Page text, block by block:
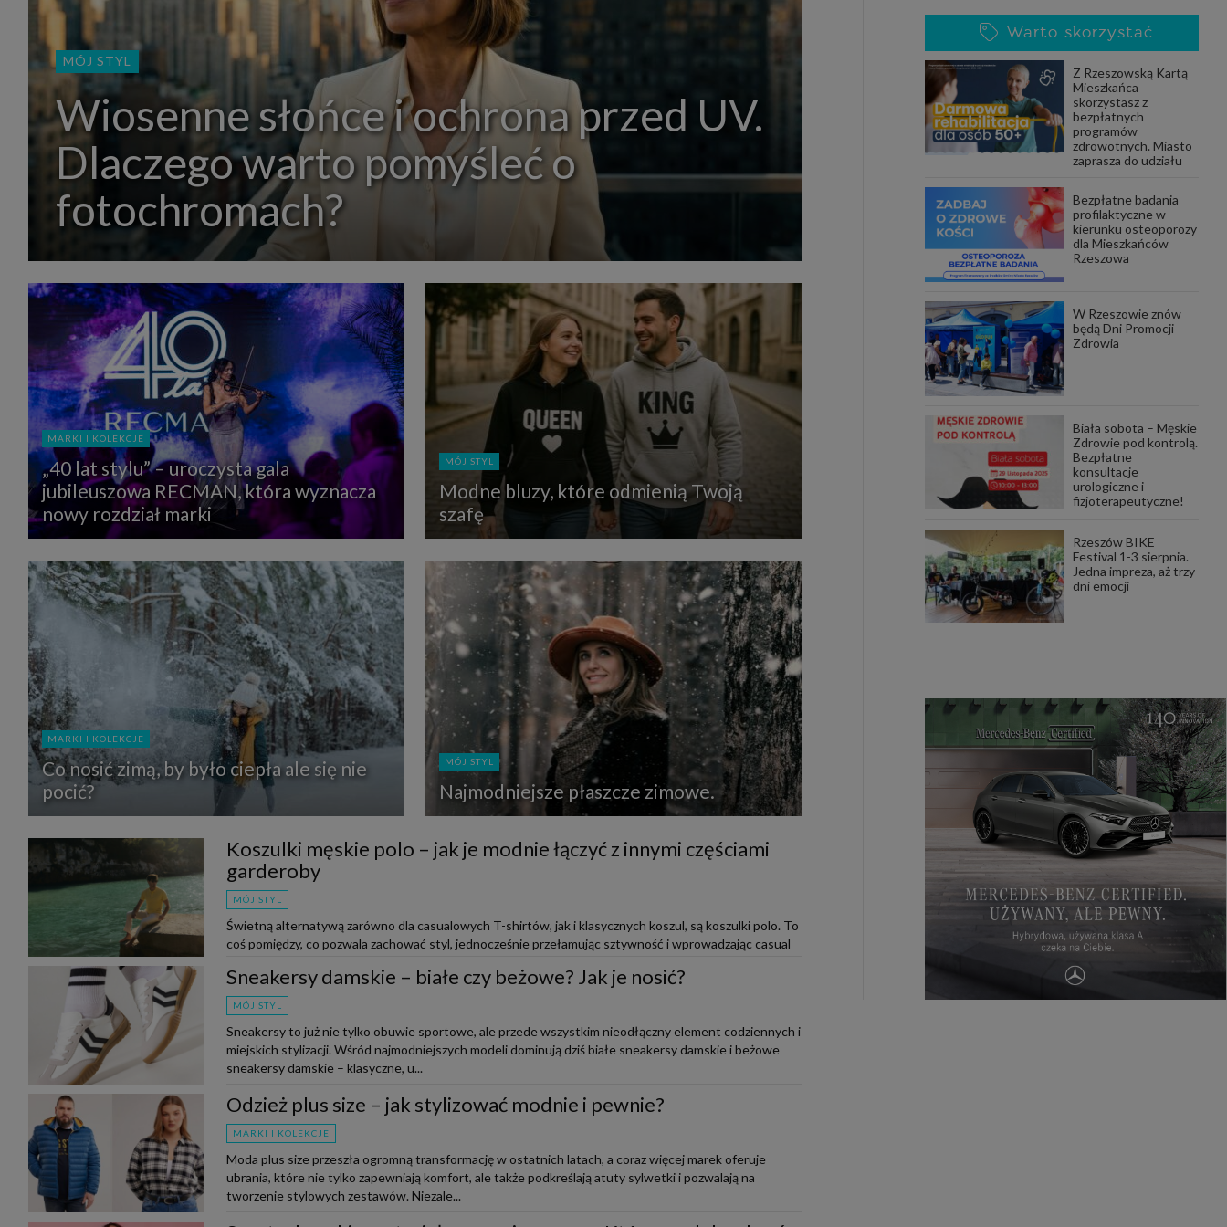
MÓJ STYL
Wiosenne słońce i ochrona przed UV.
Dlaczego warto pomyśleć o
fotochromach?
MARKI I KOLEKCJE
„40 lat stylu” – uroczysta gala
jubileuszowa RECMAN, która wyznacza
nowy rozdział marki
MÓJ STYL
Modne bluzy, które odmienią Twoją
szafę
MARKI I KOLEKCJE
Co nosić zimą, by było ciepła ale się nie
pocić?
MÓJ STYL
Najmodniejsze płaszcze zimowe.
Koszulki męskie polo – jak je modnie łączyć z innymi częściami
garderoby
MÓJ STYL
Świetną alternatywą zarówno dla casualowych T-shirtów, jak i klasycznych koszul, są koszulki polo. To
coś pomiędzy, co pozwala zachować styl, jednocześnie przełamując sztywność i wprowadzając casual
Sneakersy damskie – białe czy beżowe? Jak je nosić?
MÓJ STYL
Sneakersy to już nie tylko obuwie sportowe, ale przede wszystkim nieodłączny element codziennych i
miejskich stylizacji. Wśród najmodniejszych modeli dominują dziś białe sneakersy damskie i beżowe
sneakersy damskie – klasyczne, u...
Odzież plus size – jak stylizować modnie i pewnie?
MARKI I KOLEKCJE
Moda plus size przeszła ogromną transformację w ostatnich latach, a coraz więcej marek oferuje
ubrania, które nie tylko zapewniają komfort, ale także podkreślają atuty sylwetki i pozwalają na
tworzenie stylowych zestawów. Niezale...
Warto skorzystać
Z Rzeszowską Kartą
Mieszkańca
skorzystasz z
bezpłatnych
programów
zdrowotnych. Miasto
zaprasza do udziału
Bezpłatne badania
profilaktyczne w
kierunku osteoporozy
dla Mieszkańców
Rzeszowa
W Rzeszowie znów
będą Dni Promocji
Zdrowia
Biała sobota – Męskie
Zdrowie pod kontrolą.
Bezpłatne
konsultacje
urologiczne i
fizjoterapeutyczne!
Rzeszów BIKE
Festival 1-3 sierpnia.
Jedna impreza, aż trzy
dni emocji